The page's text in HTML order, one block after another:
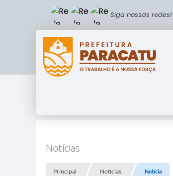
Siga nossas redes!
Notícias
Principal Notícias Notícia